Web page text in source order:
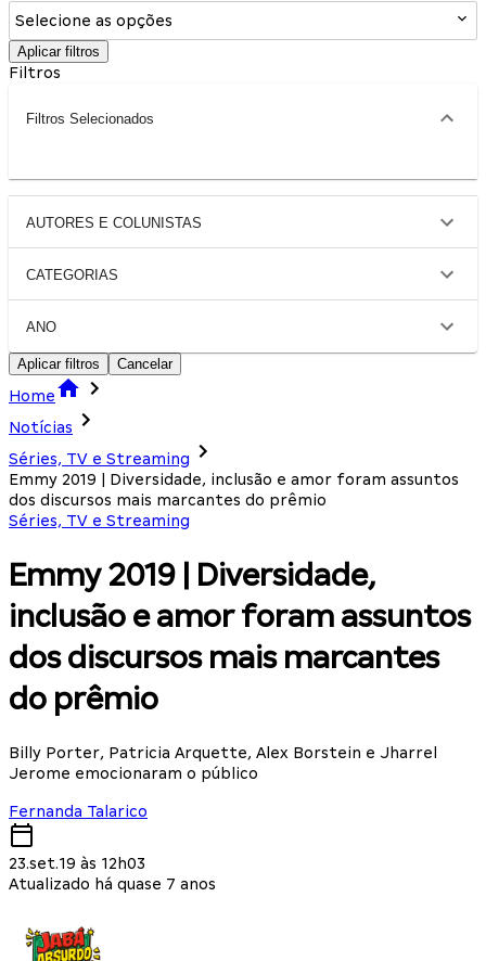
Selecione as opções
Aplicar filtros
Filtros
Filtros Selecionados
AUTORES E COLUNISTAS
CATEGORIAS
ANO
Aplicar filtros Cancelar
Home
Notícias
Séries, TV e Streaming
Emmy 2019 | Diversidade, inclusão e amor foram assuntos
dos discursos mais marcantes do prêmio
Séries, TV e Streaming
Emmy 2019 | Diversidade,
inclusão e amor foram assuntos
dos discursos mais marcantes
do prêmio
Billy Porter, Patricia Arquette, Alex Borstein e Jharrel
Jerome emocionaram o público
Fernanda Talarico
23.set.19 às 12h03
Atualizado há quase 7 anos